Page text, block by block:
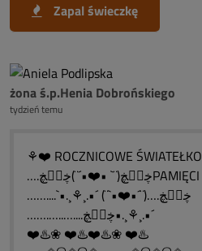
Zapal świeczkę
żona ś.p.Henia Dobrońskiego
tydzień temu
⚘❤️ ROCZNICOWE ŚWIATEŁKO
….ڿڰۣڿ(¨` •❤️•´¨)ڿڰۣڿPAMIĘCI
……....`•.¸⚘¸.•´ (¨`•❤️•´¨)….ڿڰۣڿ
…….…..…....ڿڰۣڿ•.¸⚘¸.•´
❤️♨️❀ ❤️♨️❤️♨️❀ ❤️♨️